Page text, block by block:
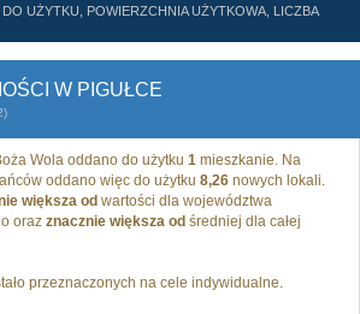
UŻYTKU, POWIERZCHNIA UŻYTKOWA, LICZBA
W PIGUŁCE
Wola oddano do użytku 1 mieszkanie. Na
oddano więc do użytku 8,26 nowych lokali.
większa od wartości dla województwa
oraz znacznie większa od średniej dla całej
przeznaczonych na cele indywidualne.